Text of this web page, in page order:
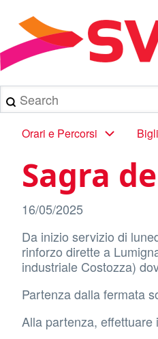
contenuto
principale
Briciole
di
pane
Search
Main
navigation
Orari e Percorsi
Sagra
16/05/2025
Da inizio servizio di
rinforzo dirette a
industriale Costozza)
Partenza dalla fermata
Alla partenza,